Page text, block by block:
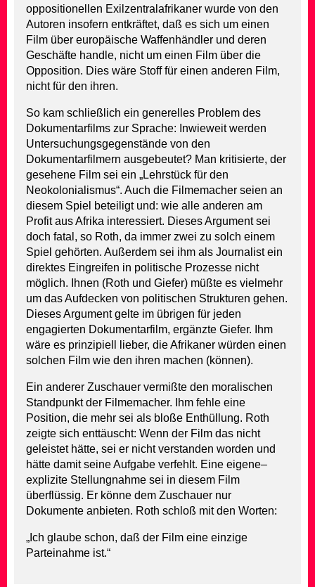
oppositionellen Exilzentralafrikaner wurde von den
Autoren insofern entkräftet, daß es sich um einen
Film über europäische Waffenhändler und deren
Geschäfte handle, nicht um einen Film über die
Opposition. Dies wäre Stoff für einen anderen Film,
nicht für den ihren.
So kam schließlich ein generelles Problem des
Dokumentarfilms zur Sprache: Inwieweit werden
Untersuchungsgegenstände von den
Dokumentarfilmern ausgebeutet? Man kritisierte, der
gesehene Film sei ein „Lehrstück für den
Neokolonialismus“. Auch die Filmemacher seien an
diesem Spiel beteiligt und: wie alle anderen am
Profit aus Afrika interessiert. Dieses Argument sei
doch fatal, so Roth, da immer zwei zu solch einem
Spiel gehörten. Außerdem sei ihm als Journalist ein
direktes Eingreifen in politische Prozesse nicht
möglich. Ihnen (Roth und Giefer) müßte es vielmehr
um das Aufdecken von politischen Strukturen gehen.
Dieses Argument gelte im übrigen für jeden
engagierten Dokumentarfilm, ergänzte Giefer. Ihm
wäre es prinzipiell lieber, die Afrikaner würden einen
solchen Film wie den ihren machen (können).
Ein anderer Zuschauer vermißte den moralischen
Standpunkt der Filmemacher. Ihm fehle eine
Position, die mehr sei als bloße Enthüllung. Roth
zeigte sich enttäuscht: Wenn der Film das nicht
geleistet hätte, sei er nicht verstanden worden und
hätte damit seine Aufgabe verfehlt. Eine eigene–
explizite Stellungnahme sei in diesem Film
überflüssig. Er könne dem Zuschauer nur
Dokumente anbieten. Roth schloß mit den Worten:
„Ich glaube schon, daß der Film eine einzige
Parteinahme ist.“